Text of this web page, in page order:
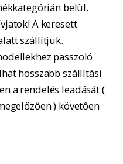
belül.
A keresett
szállítjuk.
passzoló
hosszabb szállítási
a rendelés leadását (
) követően